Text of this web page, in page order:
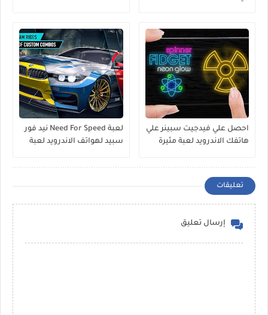
احصل علي فيدجيت سبينر علي
هاتفك الاندرويد لعبة مثيرة
لعبة Need For Speed نيد فور
سبيد لهواتف الاندرويد لعبة
تعليقات
إرسال تعليق